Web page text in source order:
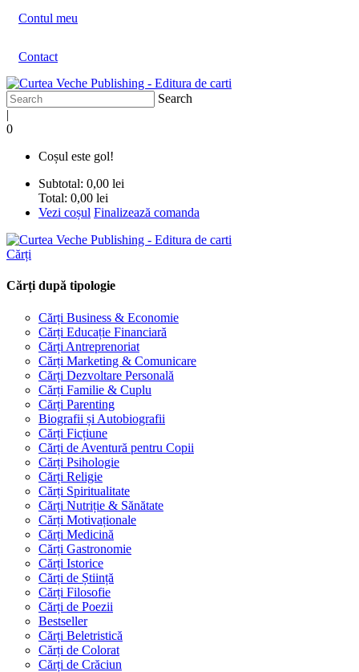
Contul meu
Contact
Search
|
0
Coșul este gol!
Subtotal: 0,00 lei
Total: 0,00 lei
Vezi coșul Finalizează comanda
Cărți
Cărți după tipologie
Cărți Business & Economie
Cărți Educație Financiară
Cărți Antreprenoriat
Cărți Marketing & Comunicare
Cărți Dezvoltare Personală
Cărți Familie & Cuplu
Cărți Parenting
Biografii și Autobiografii
Cărți Ficțiune
Cărți de Aventură pentru Copii
Cărți Psihologie
Cărți Religie
Cărți Spiritualitate
Cărți Nutriție & Sănătate
Cărți Motivaționale
Cărți Medicină
Cărți Gastronomie
Cărți Istorice
Cărți de Știință
Cărți Filosofie
Cărți de Poezii
Bestseller
Cărți Beletristică
Cărți de Colorat
Cărți de Crăciun